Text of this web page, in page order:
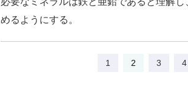
めるようにする。
1 2 3 4